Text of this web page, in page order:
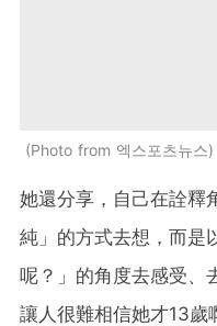
Photo from 엑스포츠뉴스
她還分享，自己在詮釋
純」的方式去想，而是
呢？」的角度去感受、
讓人很難相信她才13歲